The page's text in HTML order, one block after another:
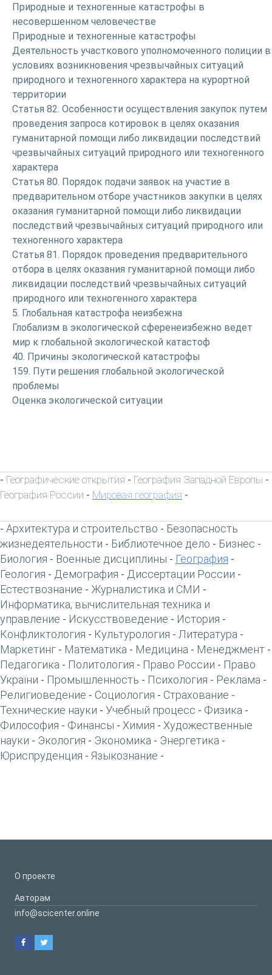
Природные и техногенные катастрофы в
несовершенном человечестве
Природные и техногенные катастрофы
Деятельность участкового уполномоченного полиции в
условиях возникновения чрезвычайных ситуаций
природного и техногенного характера на курортной
территории
Статья 82. Особенности осуществления закупок путем
проведения запроса котировок в целях оказания
гуманитарной помощи либо ликвидации последствий
чрезвычайных ситуаций природного или техногенного
характера
Статья 80. Порядок подачи заявок на участие в
предварительном отборе участников закупки в целях
оказания гуманитарной помощи либо ликвидации
последствий чрезвычайных ситуаций природного или
техногенного характера
Статья 81. Порядок проведения предварительного
отбора в целях оказания гуманитарной помощи либо
ликвидации последствий чрезвычайных ситуаций
природного или техногенного характера
5. Глобальная катастрофа неизбежна
Глобализм в экологической сференеизбежно ведет
мир к глобальной экологической катастоф
40. Причины экологической катастрофы
159. Пути решения глобальной экологической
проблемы
Оценка экологической ситуации
- Географические открытия - География Западной Европы -
География России - Мировая география -
- Архитектура и строительство - Безопасность
жизнедеятельности - Библиотечное дело - Бизнес -
Биология - Военные дисциплины - География -
Геология - Демография - Диссертации России -
Естествознание - Журналистика и СМИ -
Информатика, вычислительная техника и
управление - Искусствоведение - История -
Конфликтология - Культурология - Литература -
Маркетинг - Математика - Медицина - Менеджмент -
Педагогика - Политология - Право России - Право
України - Промышленность - Психология - Реклама -
Религиоведение - Социология - Страхование -
Технические науки - Учебный процесс - Физика -
Философия - Финансы - Химия - Художественные
науки - Экология - Экономика - Энергетика -
Юриспруденция - Языкознание -
О проекте
Авторам
info@scicenter.online